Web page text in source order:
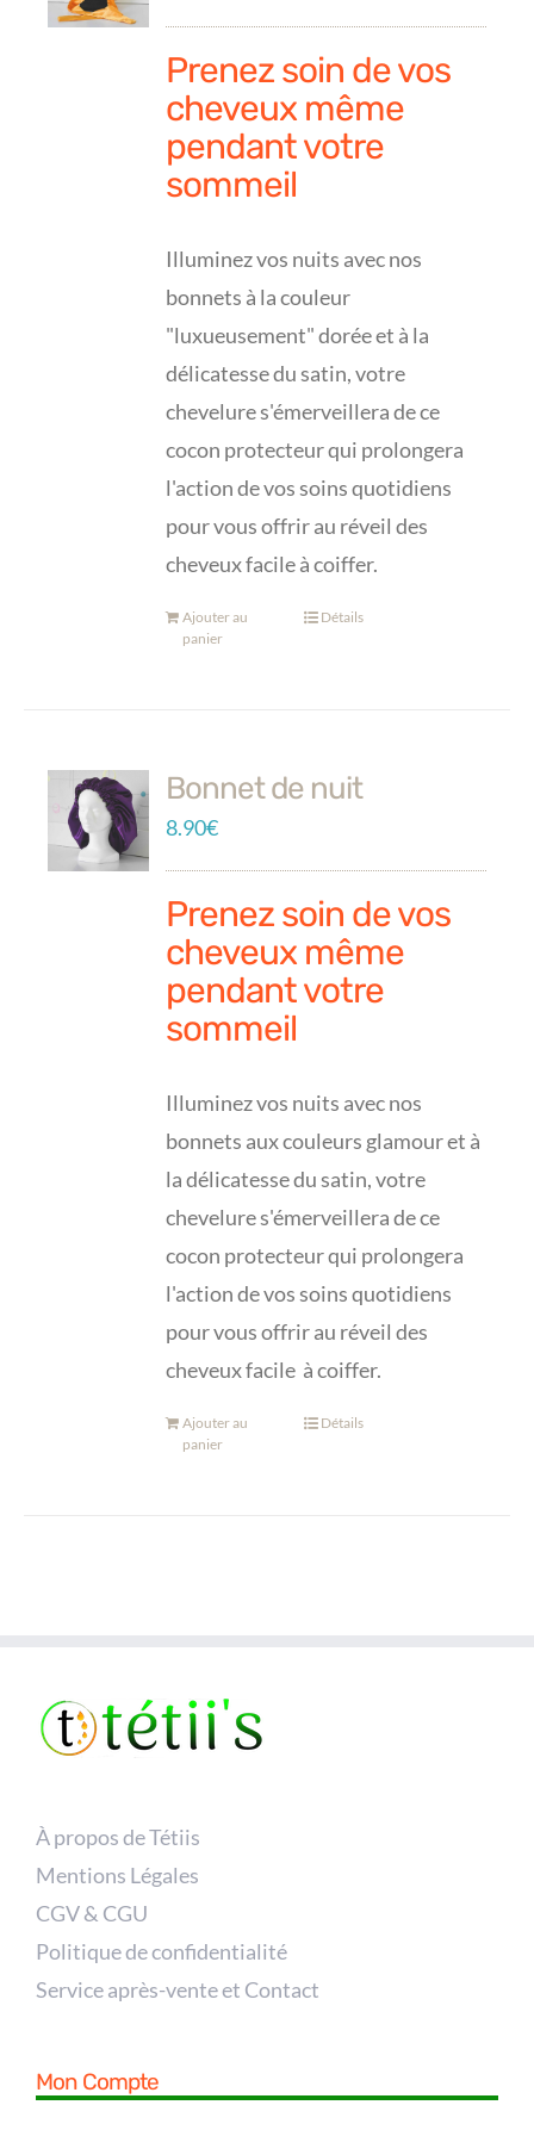
Prenez soin de vos
cheveux même
pendant votre
sommeil
Illuminez vos nuits avec nos
bonnets à la couleur
"luxueusement" dorée et à la
délicatesse du satin, votre
chevelure s'émerveillera de ce
cocon protecteur qui prolongera
l'action de vos soins quotidiens
pour vous offrir au réveil des
cheveux facile à coiffer.
Ajouter au
panier
Détails
Bonnet de nuit
8.90€
Prenez soin de vos
cheveux même
pendant votre
sommeil
Illuminez vos nuits avec nos
bonnets aux couleurs glamour et à
la délicatesse du satin, votre
chevelure s'émerveillera de ce
cocon protecteur qui prolongera
l'action de vos soins quotidiens
pour vous offrir au réveil des
cheveux facile à coiffer.
Ajouter au
panier
Détails
À propos de Tétiis
Mentions Légales
CGV & CGU
Politique de confidentialité
Service après-vente et Contact
Mon Compte